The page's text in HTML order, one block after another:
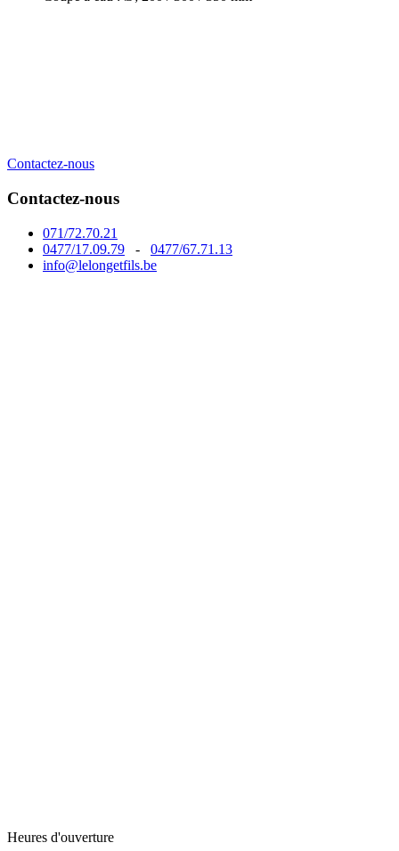
Contactez-nous
Contactez-nous
071/72.70.21
0477/17.09.79 - 0477/67.71.13
info@lelongetfils.be
Heures d'ouverture